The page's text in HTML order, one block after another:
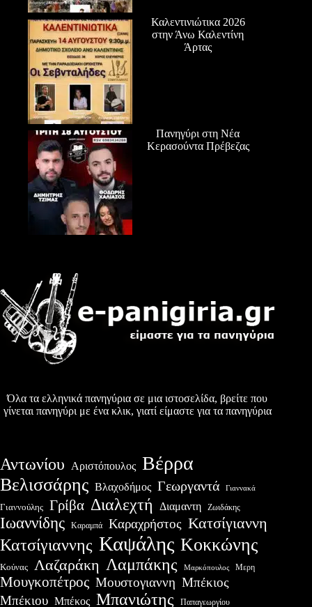
Καλεντινιώτικα 2026
στην Άνω Καλεντίνη
Άρτας
Πανηγύρι στη Νέα
Κερασούντα Πρέβεζας
Όλα τα ελληνικά πανηγύρια σε μια ιστοσελίδα, βρείτε που
γίνεται πανηγύρι με ένα κλικ, γιατί είμαστε για τα πανηγύρια
Αντωνίου Αριστόπουλος Βέρρα
Βελισσάρης Βλαχοδήμος Γεωργαντά Γιαννακά
Γιαννούλης Γρίβα Διαλεχτή Διαμαντη Ζωιδάκης
Ιωαννίδης Καραμπά Καραχρήστος Κατσίγιαννη
Κατσίγιαννης Καψάλης Κοκκώνης
Κούνας Λαζαράκη Λαμπάκης Μαρκόπουλος Μερη
Μουγκοπέτρος Μουστογιαννη Μπέκιος
Μπέκιου Μπέκος Μπανιώτης Παπαγεωργίου